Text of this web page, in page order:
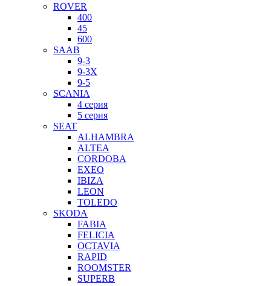
ROVER
400
45
600
SAAB
9-3
9-3X
9-5
SCANIA
4 серия
5 серия
SEAT
ALHAMBRA
ALTEA
CORDOBA
EXEO
IBIZA
LEON
TOLEDO
SKODA
FABIA
FELICIA
OCTAVIA
RAPID
ROOMSTER
SUPERB